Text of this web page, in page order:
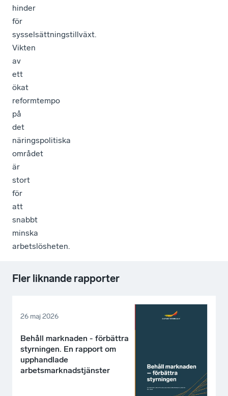
hinder
för
sysselsättningstillväxt.
Vikten
av
ett
ökat
reformtempo
på
det
näringspolitiska
området
är
stort
för
att
snabbt
minska
arbetslösheten.
Fler liknande rapporter
26 maj 2026
Behåll marknaden - förbättra
styrningen. En rapport om
upphandlade
arbetsmarknadstjänster